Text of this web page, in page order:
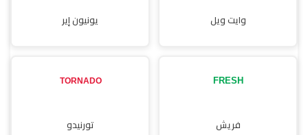
وايت ويل يونيون إير
فريش تورنيدو